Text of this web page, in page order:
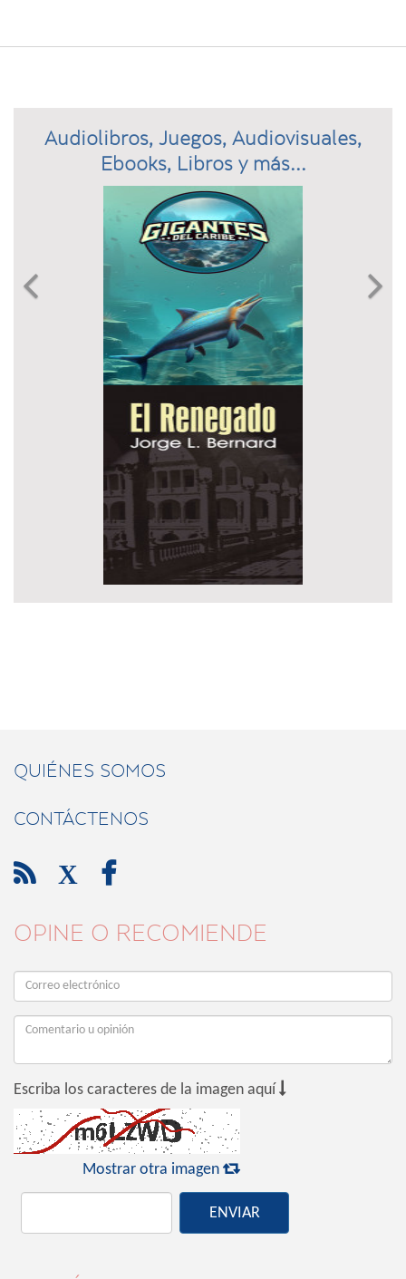
Audiolibros, Juegos, Audiovisuales,
Ebooks, Libros y más...
Previous 
QUIÉNES SOMOS
CONTÁCTENOS
 X 
OPINE O RECOMIENDE
Escriba los caracteres de la imagen aquí 
Mostrar otra imagen 
ENVIAR